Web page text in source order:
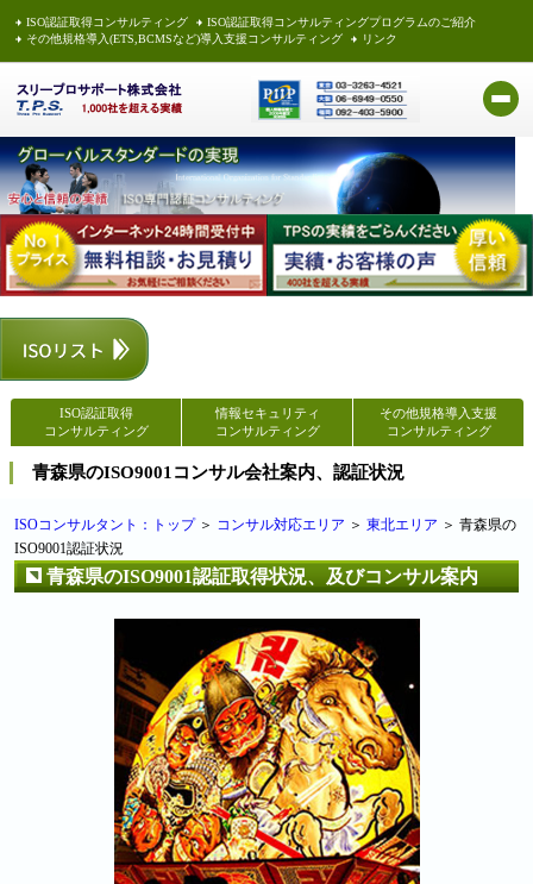
ISO認証取得コンサルティング
ISO認証取得コンサルティングプログラムのご紹介
その他規格導入(ETS,BCMSなど)導入支援コンサルティング
リンク
ISO認証取得
コンサルティング
情報セキュリティ
コンサルティング
その他規格導入支援
コンサルティング
青森県のISO9001コンサル会社案内、認証状況
ISOコンサルタント：トップ＞ コンサル対応エリア ＞ 東北エリア ＞ 青森県の
ISO9001認証状況
青森県のISO9001認証取得状況、及びコンサル案内